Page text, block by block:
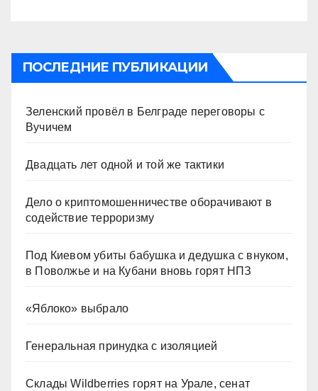
ПОСЛЕДНИЕ ПУБЛИКАЦИИ
Зеленский провёл в Белграде переговоры с
Вучичем
Двадцать лет одной и той же тактики
Дело о криптомошенничестве оборачивают в
содействие терроризму
Под Киевом убиты бабушка и дедушка с внуком,
в Поволжье и на Кубани вновь горят НПЗ
«Яблоко» выбрало
Генеральная принудка с изоляцией
Склады Wildberries горят на Урале, сенат